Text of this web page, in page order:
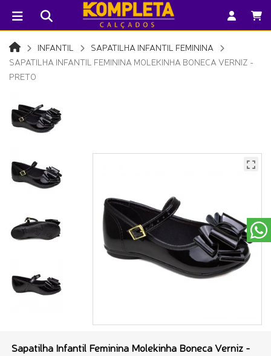
INFANTIL
SAPATILHA INFANTIL FEMININA
SAPATILHA INFANTIL FEMININA MOLEKINHA BONECA VERNIZ -
PRETO
Sapatilha Infantil Feminina Molekinha Boneca Verniz -